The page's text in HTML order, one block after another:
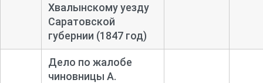
Хвалынскому уезду
Саратовской
губернии (1847 год)
Дело по жалобе
чиновницы А.